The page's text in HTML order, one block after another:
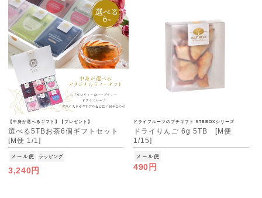
【中身が選べるギフト】【プレゼント】
選べる5TBお茶6個ギフトセット
[M便 1/1]
3,240円
ドライフルーツのプチギフト 5TBBOXシリーズ
ドライりんご 6g 5TB [M便
1/15]
490円